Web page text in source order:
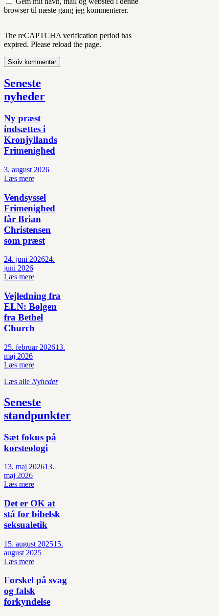
browser til næste gang jeg kommenterer.
The reCAPTCHA verification period has
expired. Please reload the page.
Seneste
nyheder
Ny præst
indsættes i
Kronjyllands
Frimenighed
3. august 2026
Læs mere
Vendsyssel
Frimenighed
får Brian
Christensen
som præst
24. juni 202624.
juni 2026
Læs mere
Vejledning fra
ELN: Bølgen
fra Bethel
Church
25. februar 202613.
maj 2026
Læs mere
Læs alle Nyheder
Seneste
standpunkter
Sæt fokus på
korsteologi
13. maj 202613.
maj 2026
Læs mere
Det er OK at
stå for bibelsk
seksualetik
15. august 202515.
august 2025
Læs mere
Forskel på svag
og falsk
forkyndelse